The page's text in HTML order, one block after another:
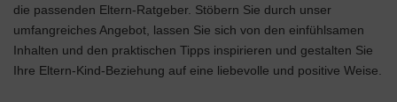
die passenden Eltern-Ratgeber. Stöbern Sie durch unser
umfangreiches Angebot, lassen Sie sich von den einfühlsamen
Inhalten und den praktischen Tipps inspirieren und gestalten Sie
Ihre Eltern-Kind-Beziehung auf eine liebevolle und positive Weise.